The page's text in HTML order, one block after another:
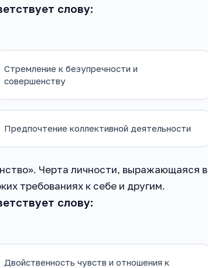
слову:
Стремление к безупречности и
совершенству
Предпочтение коллективной деятельности
Черта личности, выражающаяся в
требованиях к себе и другим.
слову:
Двойственность чувств и отношения к